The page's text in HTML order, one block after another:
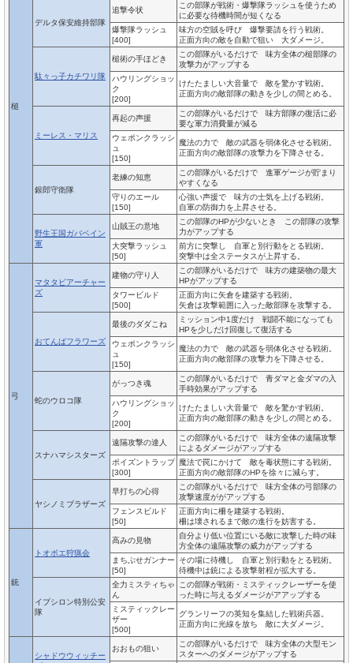
槌
デルタ保安維持部隊
追撃令状
この部隊が戦術・爆撃隊ラッシュを使うため
に必要な待機時間が短くなる
爆撃隊ラッシュ
[400]
味方の空賊を呼び 爆撃要請を行う戦術。
正面方向の敵を自動で狙い 大ダメージ。
駄々っ子カチワリ隊
槌術の手ほどき
この部隊がいるだけで 味方全体の槌部隊の
攻撃力がアップする
ハウリングショッ
ク
[200]
けたたましい大音量で 敵を驚かす戦術。
正面方向の敵部隊の動きを少しの間とめる。
ミーレス・マリス
再起の声援
この部隊がいるだけで 味方部隊の復活に必
要な軍力消費量が減る
ウェポンクラッシ
ュ
[150]
魔法の力で 敵の武器を弱体化させる戦術。
正面方向の敵部隊の攻撃力を下降させる。
銀郎守衛隊
老練の知恵
この部隊がいるだけで 進軍ゲージが貯まり
やすくなる
守りのエール
[150]
心強い声援で 味方の士気を上げる戦術。
自軍の防御力を上昇させる。
野生王国ガバベイン
軍
山賊王の意地
この部隊のHPが少ないとき この部隊の攻撃
力がアップする
大突撃ラッシュ
[50]
前方に突撃し 自軍と別行動をとる戦術。
突撃中は全ステータスが上昇する。
弓
マタタビアーチャー
ズ
建物の守り人
この部隊がいるだけで 味方の建築物の最大
HPがアップする
タワービルド
[500]
正面方向に矢倉を建築する戦術。
矢倉は攻撃範囲に入った敵部隊を攻撃する。
おてんばフラワーズ
最後のダダこね
ミッション中1度だけ 戦闘不能になっても
HPを少しだけ回復して復活する
ウェポンクラッシ
ュ
[150]
魔法の力で 敵の武器を弱体化させる戦術。
正面方向の敵部隊の攻撃力を下降させる。
蛇のウロコ隊
がっつき魂
この部隊がいるだけで 青ダマと金ダマの入
手時効果がアップする
ハウリングショッ
ク
[200]
けたたましい大音量で 敵を驚かす戦術。
正面方向の敵部隊の動きを少しの間とめる。
スナハマシスターズ
遠隔攻撃の達人
この部隊がいるだけで 味方全体の遠隔攻撃
によるダメージがアップする
ポイズントラップ
[300]
魔法で罠にかけて 敵を毒状態にする戦術。
正面方向の敵部隊のHPを徐々に減らす。
ヤシノミブラザーズ
早打ちの心得
この部隊がいるだけで 味方全体の弓部隊の
攻撃速度ががアップする
フェンスビルド
[50]
正面方向に柵を建築する戦術。
柵は壊されるまで敵の進行を妨害する。
銃
トオボエ狩猟会
高みの見物
自分より低い位置にいる敵に攻撃した時の味
方全体の遠隔攻撃の威力がアップする
まちぶせガンナー
[50]
その場に待機し 自軍と別行動をとる戦術。
待機中は銃による攻撃射程が拡大する。
イプシロン特別公安
隊
全力ミスティちゃ
ん
この部隊が戦術・ミスティックレーザーを使
った時に与えるダメージがアアップする
ミスティックレー
ザー
[500]
グランリーフの英知を集結した戦術兵器。
正面方向に光線を放ち 敵に大ダメージ。
シャドウウィッチー
おおもの狙い
この部隊がいるだけで 味方全体の大型モン
スターへのダメージがアップする